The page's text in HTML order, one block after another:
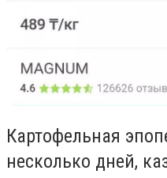
Картофельная
несколько дней,